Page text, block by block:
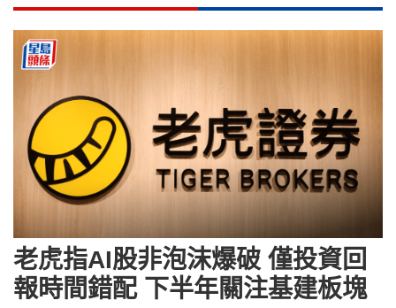
老虎指AI股非泡沫爆破 僅投資回
報時間錯配 下半年關注基建板塊